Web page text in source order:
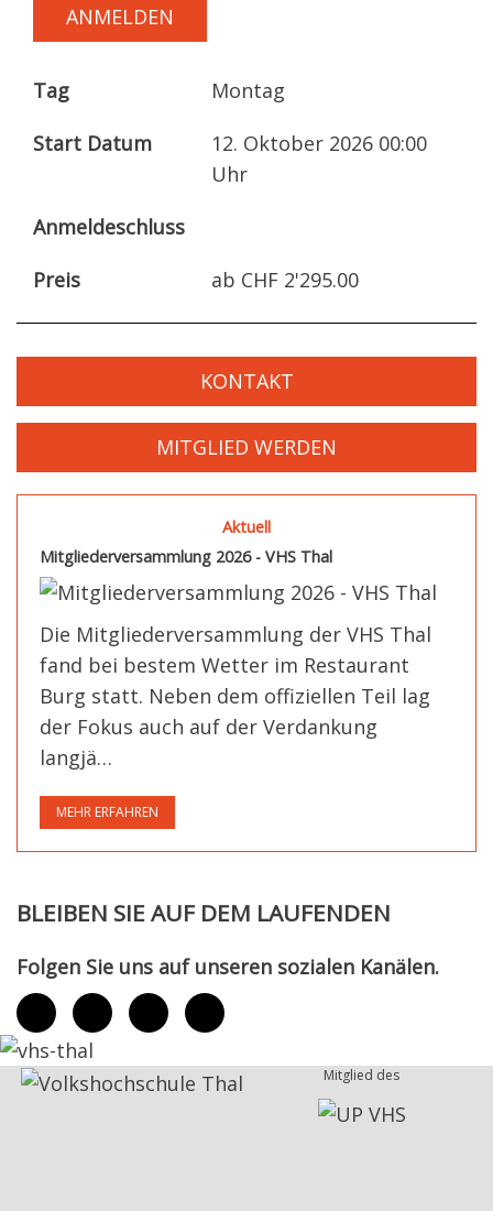
ANMELDEN
Tag
Montag
Start Datum
12. Oktober 2026 00:00
Uhr
Anmeldeschluss
Preis
ab CHF 2'295.00
KONTAKT
MITGLIED WERDEN
Aktuell
Mitgliederversammlung 2026 - VHS Thal
Die Mitgliederversammlung der VHS Thal
fand bei bestem Wetter im Restaurant
Burg statt. Neben dem offiziellen Teil lag
der Fokus auch auf der Verdankung
langjä…
MEHR ERFAHREN
BLEIBEN SIE AUF DEM LAUFENDEN
Folgen Sie uns auf unseren sozialen Kanälen.
Mitglied des